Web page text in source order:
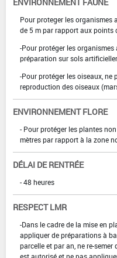
Pour proteger les organismes
de 5 m par rapport aux points
-Pour protéger les
préparation sur sols
-Pour protéger les oiseaux,
reproduction des oiseaux
ENVIRONNEMENT FLORE
- Pour protéger les plantes
mètres par rapport à la zone
DÉLAI DE RENTRÉE
- 48 heures
RESPECT LMR
-Dans le cadre de la mise en
appliquer de préparations à
parcelle et par an, ne re-
est autorisé et ne pas